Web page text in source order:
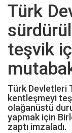
Türk
teşvik
Türk Devletleri
kentleşmeyi
olağanüstü
yapmak için
zaptı imzaladı.